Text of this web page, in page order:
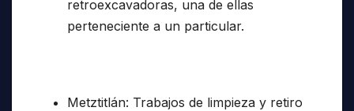
retroexcavadoras, una de ellas
perteneciente a un particular.
Metztitlán: Trabajos de limpieza y retiro